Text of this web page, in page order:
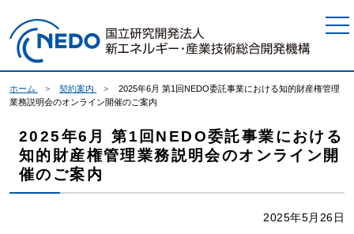
ホーム 契約案内
2025年6月 第1回NEDO委託事業における知的財産権管理
業務説明会のオンライン開催のご案内
2025年6月 第1回NEDO委託事業における
知的財産権管理業務説明会のオンライン開
催のご案内
2025年5月26日